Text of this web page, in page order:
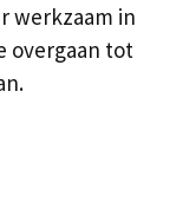
werkzaam in
overgaan tot